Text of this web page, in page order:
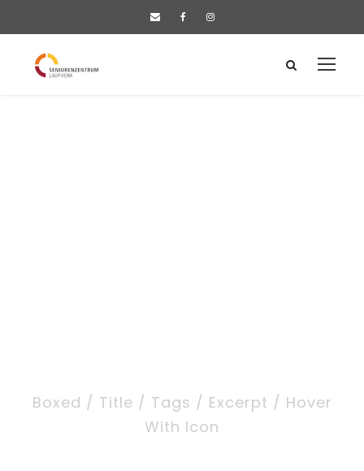
Boxed / Title / Tags / Excerpt / Hover
With Icon